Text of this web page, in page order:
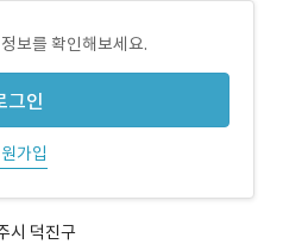
보를 확인해보세요.
그인
가입
시 덕진구